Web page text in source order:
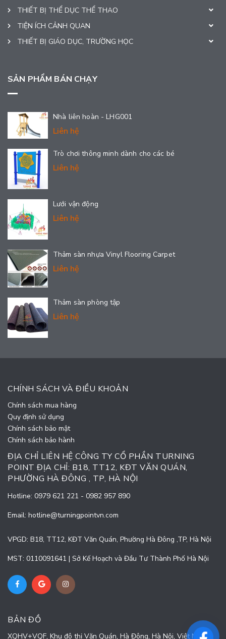
THIẾT BỊ THỂ DỤC THỂ THAO
TIỆN ÍCH CẢNH QUAN
THIẾT BỊ GIÁO DỤC, TRƯỜNG HỌC
SẢN PHẨM BÁN CHẠY
Nhà liên hoàn - LHG001
Liên hệ
Trò chơi thông minh dành cho các bé
Liên hệ
Lưới vận động
Liên hệ
Thảm sàn nhựa Vinyl Flooring Carpet
Liên hệ
Thảm sàn phòng tập
Liên hệ
CHÍNH SÁCH VÀ ĐIỀU KHOẢN
Chính sách mua hàng
Quy định sử dụng
Chính sách bảo mật
Chính sách bảo hành
ĐỊA CHỈ LIÊN HỆ CÔNG TY CỔ PHẦN TURNING
POINT ĐỊA CHỈ: B18, TT12, KĐT VĂN QUÁN,
PHƯỜNG HÀ ĐÔNG , TP, HÀ NỘI
Hotline: 0979 621 221 - 0982 957 890
Email: hotline@turningpointvn.com
VPGD: B18, TT12, KĐT Văn Quán, Phường Hà Đông ,TP, Hà Nội
MST: 0110091641 | Sở Kế Hoạch và Đầu Tư Thành Phố Hà Nội
BẢN ĐỒ
XQHV+VQF, Khu đô thị Văn Quán, Hà Đông, Hà Nội, Việt Nam